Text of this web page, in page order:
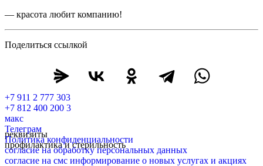
— красота любит компанию!
Поделиться ссылкой
+7 911 2 777 303
+7 812 400 200 3
макс
Телеграм
реквизиты
Политика конфиденциальности
профилактика и стерильность
согласие на обработку персональных данных
согласие на смс информирование о новых услугах и акциях